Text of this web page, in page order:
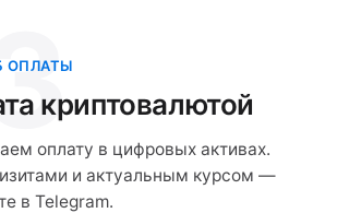
ОПЛАТЫ
криптовалютой
оплату в цифровых активах.
и актуальным курсом —
в Telegram.